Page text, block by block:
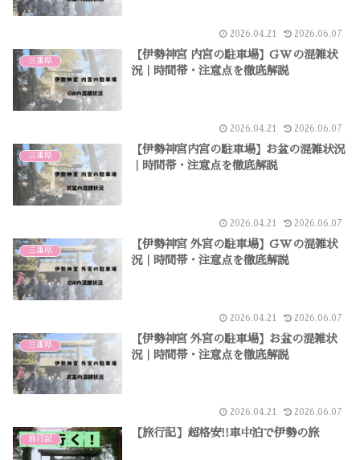
2026.04.21 2026.06.07
三重県
【伊勢神宮 内宮の駐車場】GWの混雑状
況｜時間帯・注意点を徹底解説
2026.04.21 2026.06.07
三重県
【伊勢神宮内宮の駐車場】お盆の混雑状況
｜時間帯・注意点を徹底解説
2026.04.21 2026.06.07
三重県
【伊勢神宮 外宮の駐車場】GWの混雑状
況｜時間帯・注意点を徹底解説
2026.04.21 2026.06.07
三重県
【伊勢神宮 外宮の駐車場】お盆の混雑状
況｜時間帯・注意点を徹底解説
2026.04.21 2026.06.07
旅行記
【旅行記】超格安!!車中泊で伊勢の旅